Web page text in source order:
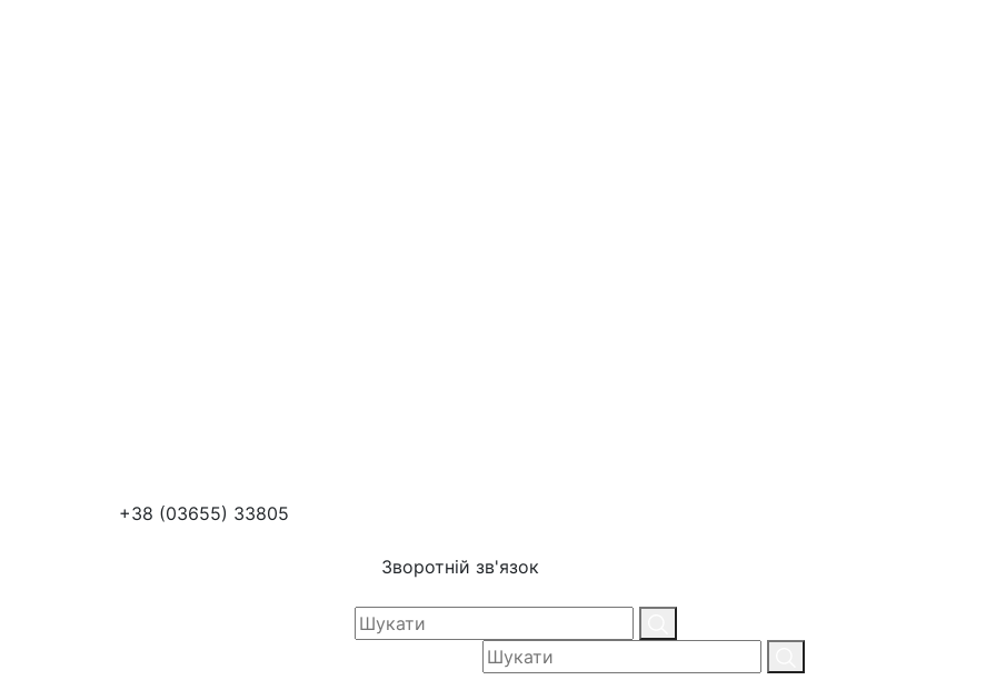
+38 (03655) 33805
Зворотній зв'язок